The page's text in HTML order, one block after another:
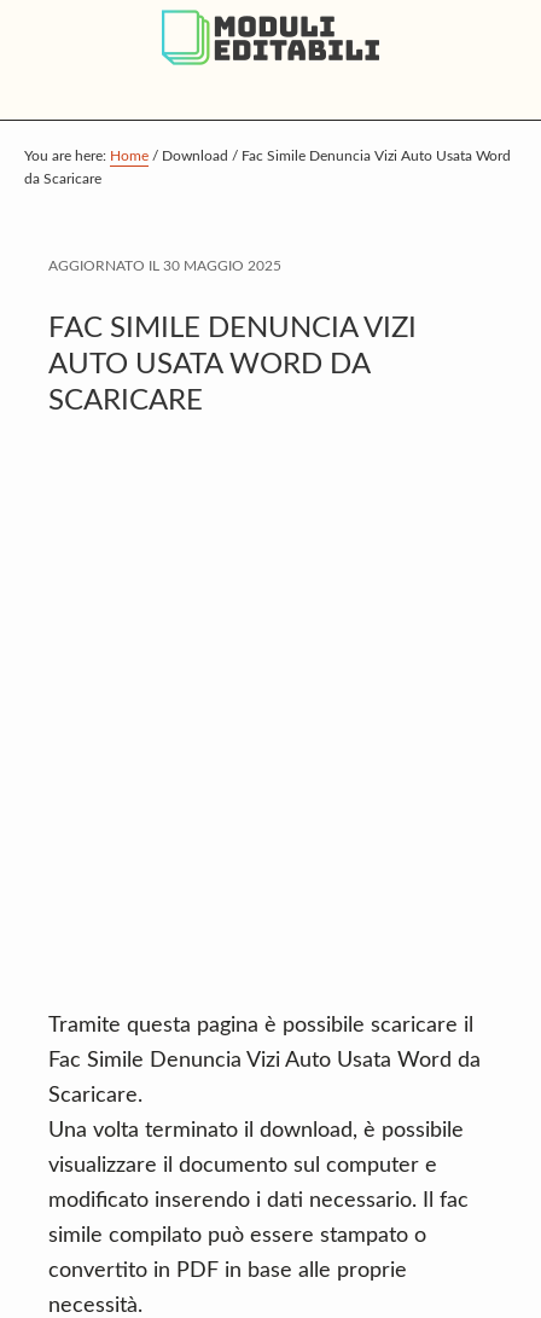
p
t
a
n
c
o
p
t
r
m
a
r
p
t
o
t
e
r
You are here: Home / Download / Fac Simile Denuncia Vizi Auto Usata Word
da Scaricare
AGGIORNATO IL 30 MAGGIO 2025
FAC SIMILE DENUNCIA VIZI
AUTO USATA WORD DA
SCARICARE
Tramite questa pagina è possibile scaricare il
Fac Simile Denuncia Vizi Auto Usata Word da
Scaricare.
Una volta terminato il download, è possibile
visualizzare il documento sul computer e
modificato inserendo i dati necessario. Il fac
simile compilato può essere stampato o
convertito in PDF in base alle proprie
necessità.